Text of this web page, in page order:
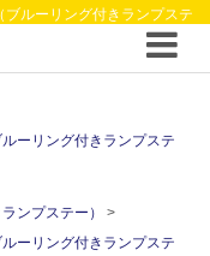
ルーリング付きランプステ
プステー） ｜4WDやSUVのカ
グ部品までご提案の T.K TECH
ーリング付きランプステ
ンプステー）
ーリング付きランプステ